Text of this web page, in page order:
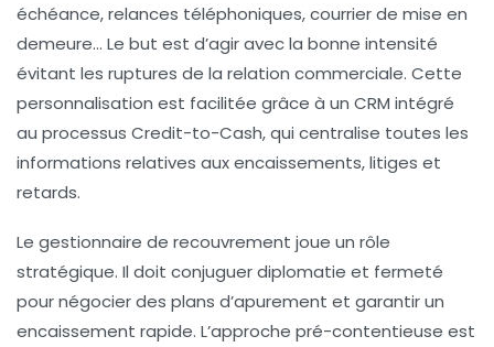
échéance, relances téléphoniques, courrier de mise en
demeure… Le but est d’agir avec la bonne intensité
évitant les ruptures de la relation commerciale. Cette
personnalisation est facilitée grâce à un CRM intégré
au processus Credit-to-Cash, qui centralise toutes les
informations relatives aux encaissements, litiges et
retards.
Le gestionnaire de recouvrement joue un rôle
stratégique. Il doit conjuguer diplomatie et fermeté
pour négocier des plans d’apurement et garantir un
encaissement rapide. L’approche pré-contentieuse est